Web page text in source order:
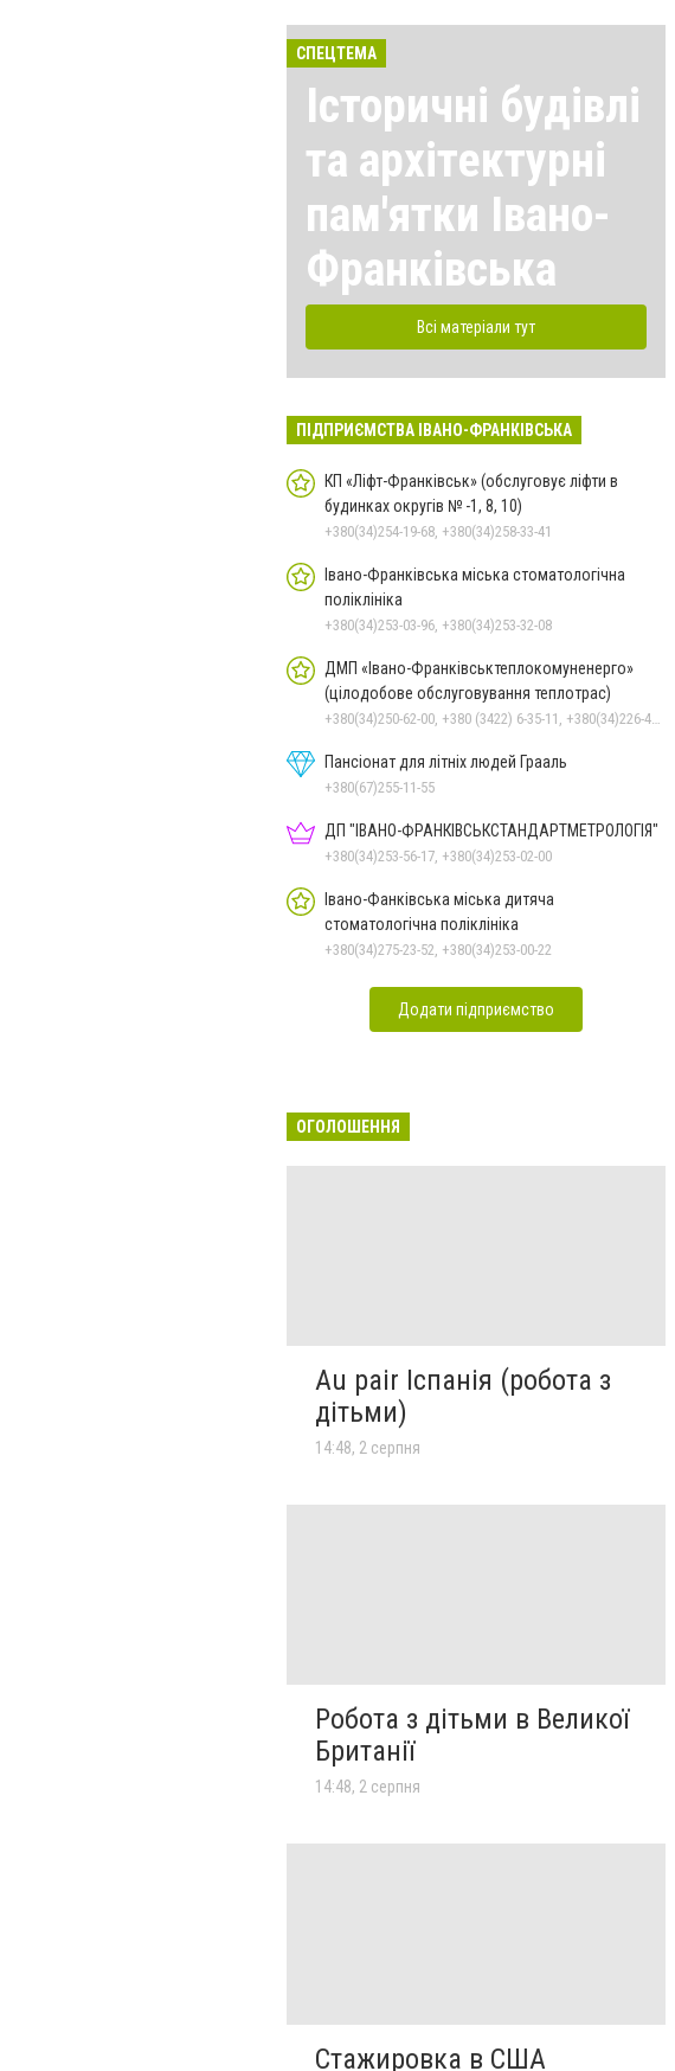
СПЕЦТЕМА
Історичні будівлі
та архітектурні
пам'ятки Івано-
Франківська
Всі матеріали тут
ПІДПРИЄМСТВА ІВАНО-ФРАНКІВСЬКА
КП «Ліфт-Франківськ» (обслуговує ліфти в
будинках округів № -1, 8, 10)
+380(34)254-19-68, +380(34)258-33-41
Івано-Франківська міська стоматологічна
поліклініка
+380(34)253-03-96, +380(34)253-32-08
ДМП «Івано-Франківськтеплокомуненерго»
(цілодобове обслуговування теплотрас)
Пансіонат для літніх людей Грааль
+380(67)255-11-55
ДП "ІВАНО-ФРАНКІВСЬК­СТАНДАРТ­МЕТРОЛОГІЯ"
+380(34)253-56-17, +380(34)253-02-00
Івано-Фанківська міська дитяча
стоматологічна поліклініка
+380(34)275-23-52, +380(34)253-00-22
Додати підприємство
ОГОЛОШЕННЯ
Au pair Іспанія (робота з
дітьми)
14:48, 2 серпня
Робота з дітьми в Великої
Британії
14:48, 2 серпня
Стажировка в США